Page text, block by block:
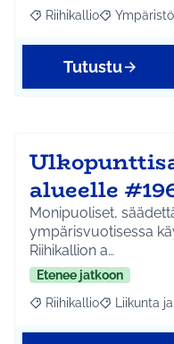
Rajaa tulokset aihepiirin
Riihikallio Rajaa
Ympäristö
Tutustu
alueelle
Monipuoliset,
ympärisvuotisessa
Riihikallion a…
Etenee jatkoon
Rajaa tulokset aihepiirin
Riihikallio RajaaLiikunta